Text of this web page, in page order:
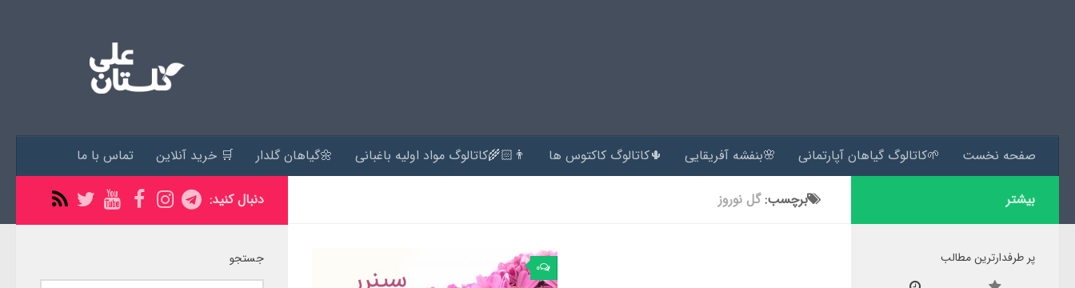
صفحه نخست 🌱کاتالوگ گیاهان آپارتمانی 🌸بنفشه آفریقایی 🌵کاتالوگ کاکتوس ها 👨🏻‍🌾کاتالوگ مواد اولیه باغبانی 🌼گیاهان گلدار 🛒 خرید آنلاین تماس با ما
برچسب:گل نوروز
۰
دنبال کنید:
جستجو
بیشتر
پر طرفدارترین مطالب